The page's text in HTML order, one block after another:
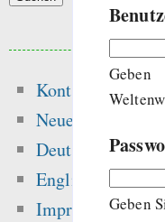
Geben
Kontakt
Neue Inhalte
Deutsch
English
Impressum